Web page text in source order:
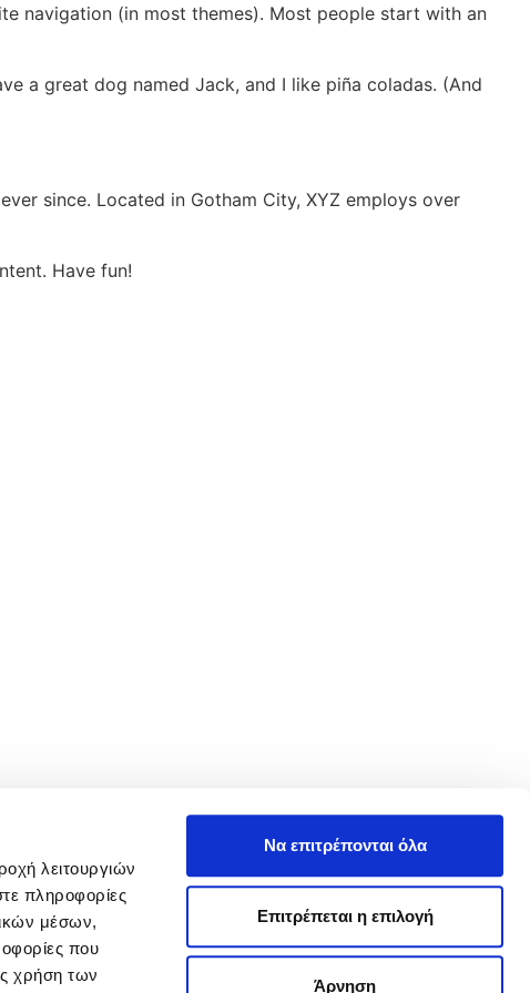
λειτουργιών
πληροφορίες
μέσων,
που
χρήση των
Να επιτρέπονται όλα
Επιτρέπεται η επιλογή
Άρνηση
navigation (in most themes). Most people start with an
a great dog named Jack, and I like piña coladas. (And
since. Located in Gotham City, XYZ employs over
Have fun!